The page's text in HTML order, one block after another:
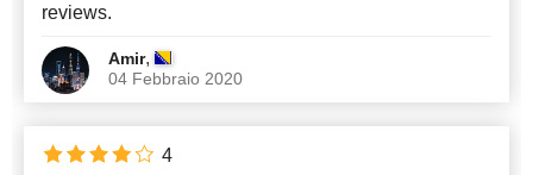
reviews.
Amir,
04 Febbraio 2020
4